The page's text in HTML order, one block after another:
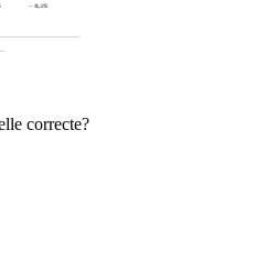
correcte?